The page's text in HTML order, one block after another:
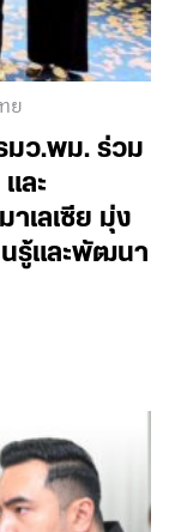
ย
มว.พม. ร่วม
ละ
เลเซีย มุ่ง
นรู้และพัฒนา